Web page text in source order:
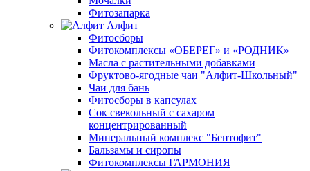
Фитозапарка
Алфит
Фитосборы
Фитокомплексы «ОБЕРЕГ» и «РОДНИК»
Масла с растительными добавками
Фруктово-ягодные чаи "Алфит-Школьный"
Чаи для бань
Фитосборы в капсулах
Сок свекольный с сахаром
концентрированный
Минеральный комплекс "Бентофит"
Бальзамы и сиропы
Фитокомплексы ГАРМОНИЯ